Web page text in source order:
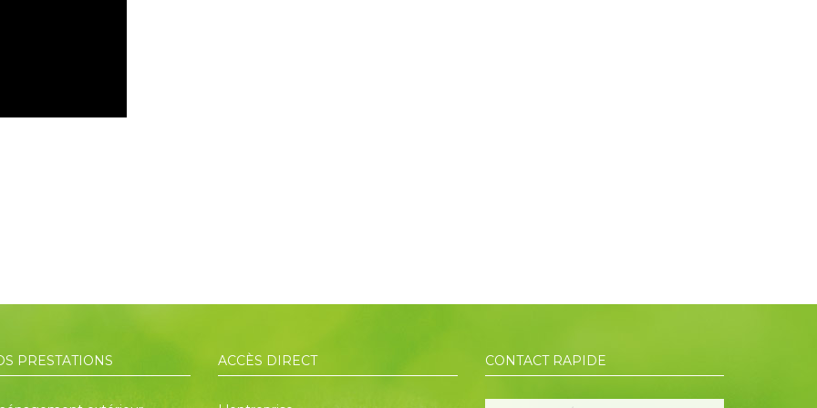
PRESTATIONS ACCÈS DIRECT CONTACT RAPIDE